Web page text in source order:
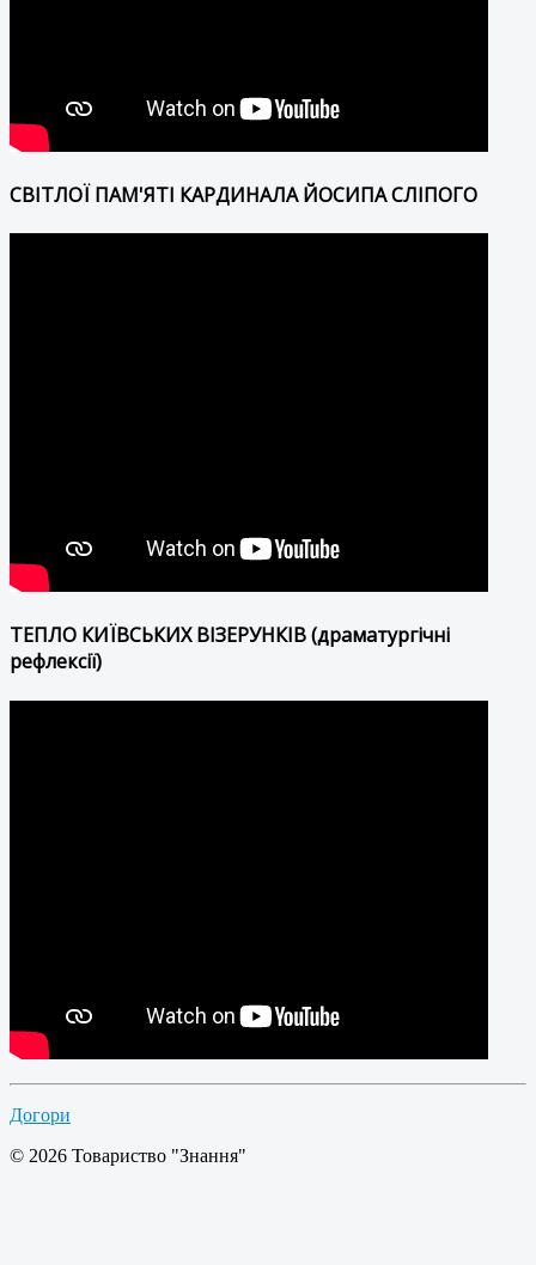
СВІТЛОЇ ПАМ'ЯТІ КАРДИНАЛА ЙОСИПА СЛІПОГО
ТЕПЛО КИЇВСЬКИХ ВІЗЕРУНКІВ (драматургічні
рефлексії)
Догори
© 2026 Товариство "Знання"